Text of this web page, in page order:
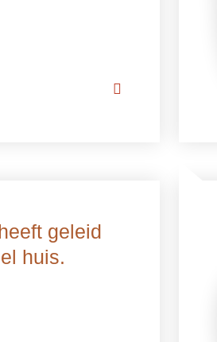
geleid
huis.